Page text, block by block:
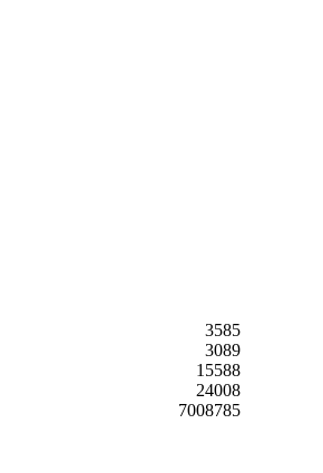
3585
3089
15588
24008
7008785